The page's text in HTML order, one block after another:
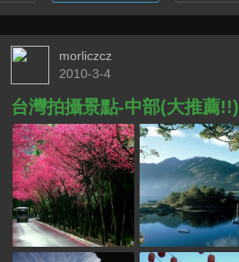
morliczcz
2010-3-4
台灣拍攝景點-中部(大推薦!!)